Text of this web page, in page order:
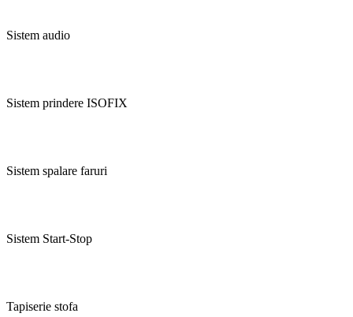
Sistem audio
Sistem prindere ISOFIX
Sistem spalare faruri
Sistem Start-Stop
Tapiserie stofa